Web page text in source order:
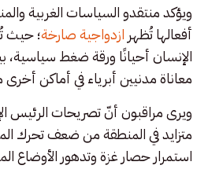
ويؤكد منتقدو السياسات الغربية
أفعالها تُظهر ازدواجية صارخة؛ حيث
الإنسان أحيانًا ورقة ضغط
معاناة مدنيين أبرياء في أماكن
ويرى مراقبون أنّ تصريحات الرئيس
متزايد في المنطقة من ضعف تحرك
استمرار حصار غزة وتدهور الأوضاع